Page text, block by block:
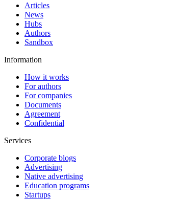
Articles
News
Hubs
Authors
Sandbox
Information
How it works
For authors
For companies
Documents
Agreement
Confidential
Services
Corporate blogs
Advertising
Native advertising
Education programs
Startups